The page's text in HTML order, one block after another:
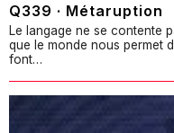
Q339 · Métaruption
Le langage ne se contente
que le monde nous permet
font…